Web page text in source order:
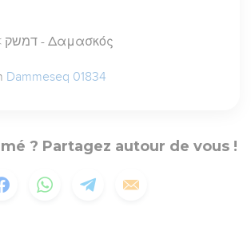
δαμασκος < דמשק - Δαμασκός
Dammeseq 01834
? Partagez autour de vous !